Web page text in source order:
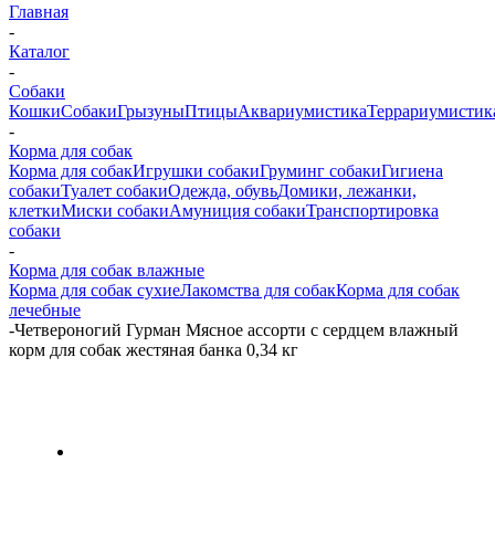
Главная
-
Каталог
-
Собаки
КошкиСобакиГрызуныПтицыАквариумистика
-
Корма для собак
Корма для собакИгрушки собакиГруминг собакиГигиена
собакиТуалет собакиОдежда, обувьДомики, лежанки,
клеткиМиски собакиАмуниция собакиТранспортировка
собаки
-
Корма для собак влажные
Корма для собак сухиеЛакомства для собакКорма для собак
лечебные
-Четвероногий Гурман Мясное ассорти с сердцем влажный
корм для собак жестяная банка 0,34 кг